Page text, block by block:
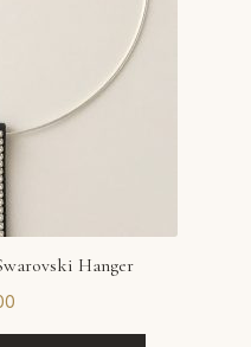
Hanger